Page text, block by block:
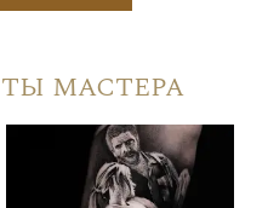
мастера